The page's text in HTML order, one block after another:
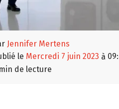
Jennifer Mertens
le mercredi 7 juin 2023 à
min de lecture